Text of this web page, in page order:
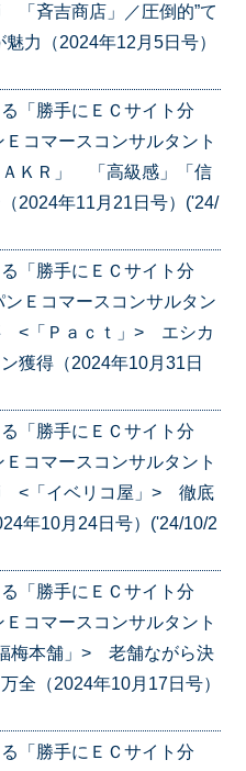
斉吉商店」／圧倒的”て
力（2024年12月5日号）
「勝手にＥＣサイト分
コマースコンサルタント
ＫＲ」 「高級感」「信
2024年11月21日号）('24/
「勝手にＥＣサイト分
Ｅコマースコンサルタン
<「Ｐａｃｔ」> エシカ
獲得（2024年10月31日
「勝手にＥＣサイト分
コマースコンサルタント
<「イベリコ屋」> 徹底
年10月24日号）('24/10/2
「勝手にＥＣサイト分
コマースコンサルタント
本舗」> 老舗ながら決
全（2024年10月17日号）
「勝手にＥＣサイト分